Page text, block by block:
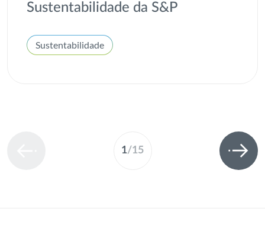
Sustentabilidade da S&P
Sustentabilidade
1/15